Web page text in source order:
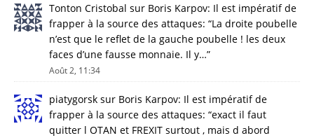
Tonton Cristobal sur Boris Karpov: Il est impératif de
frapper à la source des attaques: “La droite poubelle
n’est que le reflet de la gauche poubelle ! les deux
faces d’une fausse monnaie. Il y…”
Août 2, 11:34
piatygorsk sur Boris Karpov: Il est impératif de
frapper à la source des attaques: “exact il faut
quitter l OTAN et FREXIT surtout , mais d abord